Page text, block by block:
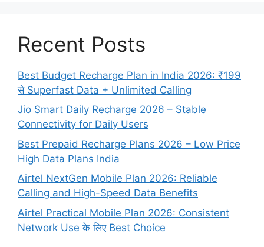
Recent Posts
Best Budget Recharge Plan in India 2026: ₹199
से Superfast Data + Unlimited Calling
Jio Smart Daily Recharge 2026 – Stable
Connectivity for Daily Users
Best Prepaid Recharge Plans 2026 – Low Price
High Data Plans India
Airtel NextGen Mobile Plan 2026: Reliable
Calling and High-Speed Data Benefits
Airtel Practical Mobile Plan 2026: Consistent
Network Use के लिए Best Choice